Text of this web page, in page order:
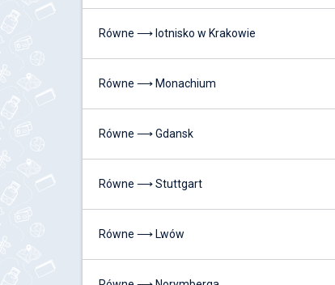
Równe ⟶ lotnisko w Krakowie
Równe ⟶ Monachium
Równe ⟶ Gdansk
Równe ⟶ Stuttgart
Równe ⟶ Lwów